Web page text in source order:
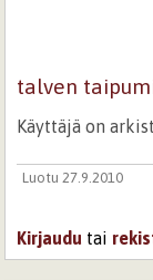
talven
Käyttäjä on
Luotu 27.9.2010
Kirjaudu tai